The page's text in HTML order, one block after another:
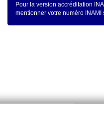
Pour la version accréditation
mentionner votre numéro INAMI